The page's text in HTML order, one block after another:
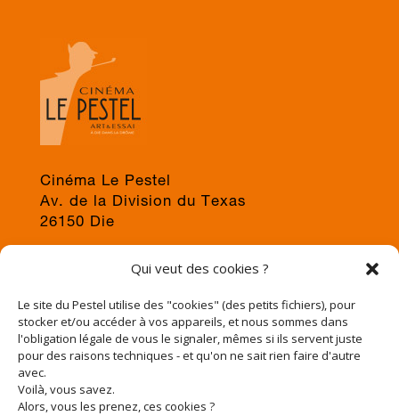
Qui veut des cookies ?
Le site du Pestel utilise des "cookies" (des petits fichiers), pour
stocker et/ou accéder à vos appareils, et nous sommes dans
l'obligation légale de vous le signaler, mêmes si ils servent juste
pour des raisons techniques - et qu'on ne sait rien faire d'autre
avec.
Voilà, vous savez.
Alors, vous les prenez, ces cookies ?
Cinéma Le Pestel
Av. de la Division du Texas
26150 Die
jps@cinema-le-pestel.fr
oumediation@cinema-le-pestel.fr